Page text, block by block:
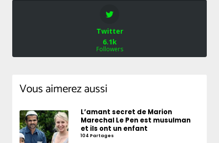
Twitter
6.1k
Followers
Vous aimerez aussi
L’amant secret de Marion
Marechal Le Pen est musulman
et ils ont un enfant
104 Partages